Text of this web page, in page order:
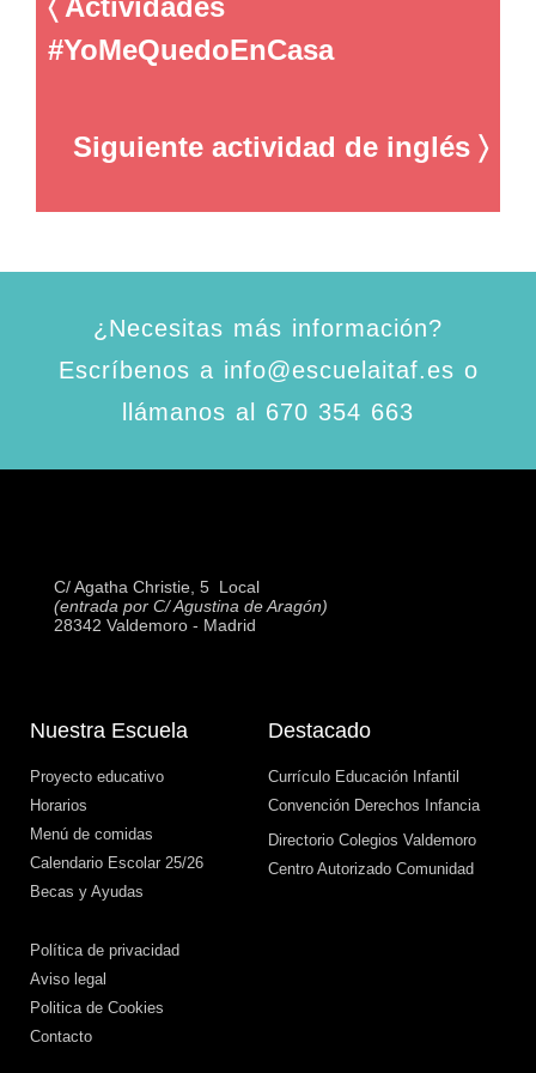
#YoMeQuedoEnCasa
Siguiente actividad de inglés 〉
¿Necesitas más información?
Escríbenos a info@escuelaitaf.es o
llámanos al 670 354 663
C/ Agatha Christie, 5  Local
(entrada por C/ Agustina de Aragón)
28342 Valdemoro - Madrid
Nuestra Escuela
Proyecto educativo
Horarios
Menú de comidas
Calendario Escolar 25/26
Becas y Ayudas
Destacado
Currículo Educación Infantil
Convención Derechos Infancia
Directorio Colegios Valdemoro
Centro Autorizado Comunidad
Política de privacidad
Aviso legal
Politica de Cookies
Contacto